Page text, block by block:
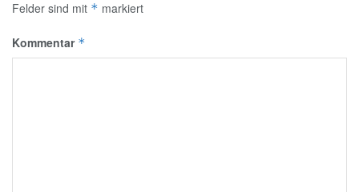
Felder sind mit * markiert
Kommentar *